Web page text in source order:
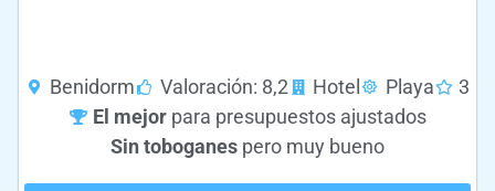
Benidorm Valoración: 8,2 Hotel Playa
3
El mejor para presupuestos ajustados
Sin toboganes pero muy bueno